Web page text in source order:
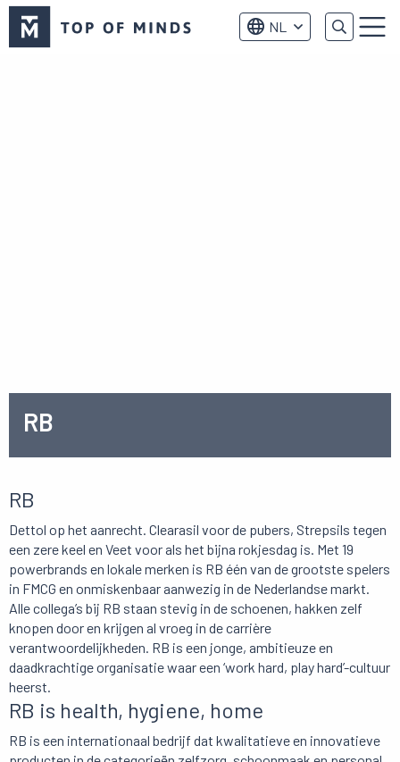
of
NL Menu
RB
RB
Dettol op het aanrecht. Clearasil voor de pubers, Strepsils tegen
een zere keel en Veet voor als het bijna rokjesdag is. Met 19
powerbrands en lokale merken is RB één van de grootste spelers
in FMCG en onmiskenbaar aanwezig in de Nederlandse markt.
Alle collega’s bij RB staan stevig in de schoenen, hakken zelf
knopen door en krijgen al vroeg in de carrière
verantwoordelijkheden. RB is een jonge, ambitieuze en
daadkrachtige organisatie waar een ‘work hard, play hard’-cultuur
heerst.
RB is health, hygiene, home
RB is een internationaal bedrijf dat kwalitatieve en innovatieve